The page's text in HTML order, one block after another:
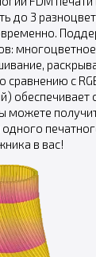
до 3
сравнению с
обеспечивает
можете
в вас!